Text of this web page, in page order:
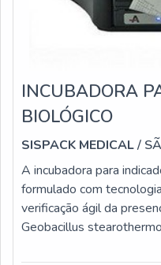
INCUBADORA
BIOLÓGICO
SISPACK MEDICAL/
A incubadora para
formulado com
verificação ágil da
Geobacillus